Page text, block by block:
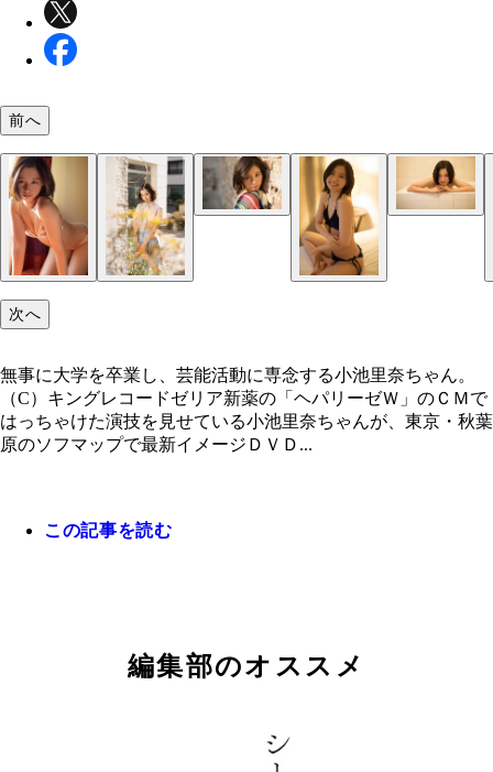
（Ｃ）キングレコード
前へ
次へ
無事に大学を卒業し、芸能活動に専念する小池里奈ちゃん。
（C）キングレコードゼリア新薬の「ヘパリーゼＷ」のＣＭで
はっちゃけた演技を見せている小池里奈ちゃんが、東京・秋葉
原のソフマップで最新イメージＤＶＤ...
この記事を読む
編集部のオススメ